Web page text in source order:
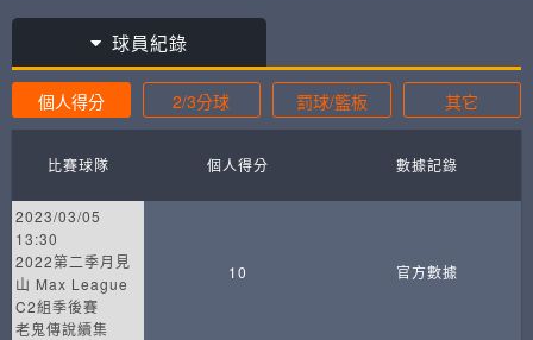
球員紀錄
個人得分 2/3分球 罰球/籃板 其它
比賽球隊 個人得分 數據記錄
2023/03/05
13:30
2022第二季月見
山 Max League
C2組季後賽
老鬼傳說續集
10 官方數據